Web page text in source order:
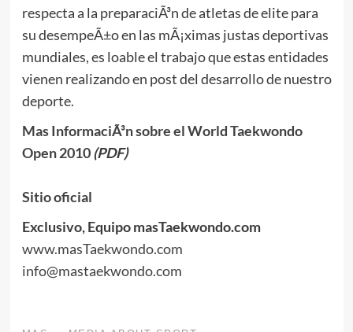
respecta a la preparaciÃ³n de atletas de elite para
su desempeÃ±o en las mÃ¡ximas justas deportivas
mundiales, es loable el trabajo que estas entidades
vienen realizando en post del desarrollo de nuestro
deporte.
Mas InformaciÃ³n sobre el World Taekwondo
Open 2010 (PDF)
Sitio oficial
Exclusivo, Equipo masTaekwondo.com
www.masTaekwondo.com
info@mastaekwondo.com